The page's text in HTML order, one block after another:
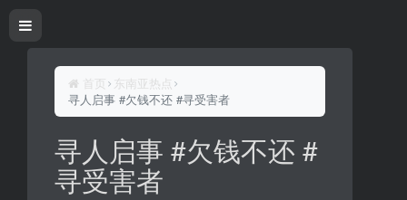
首页
东南亚热点
寻人启事 #欠钱不还 #寻受害者
寻人启事 #欠钱不还 #
寻受害者